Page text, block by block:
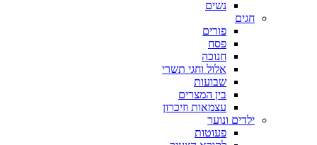
נשים
חגים
פורים
פסח
חנוכה
אלול וחגי תשרי
שבועות
בין המצרים
עצמאות וזיכרון
ילדים ונוער
פעוטות